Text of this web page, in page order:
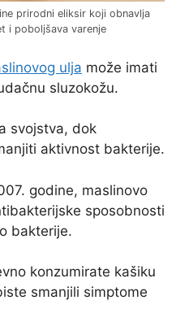
prirodni eliksir koji obnavlja
i poboljšava varenje
ulja može imati
sluzokožu.
svojstva, dok
aktivnost bakterije.
godine, maslinovo
sposobnosti
bakterije.
konzumirate kašiku
smanjili simptome